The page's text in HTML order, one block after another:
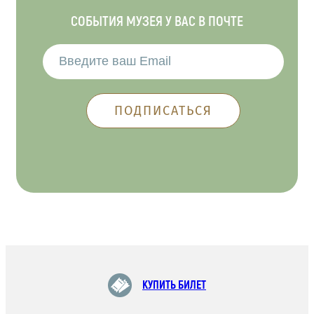
СОБЫТИЯ МУЗЕЯ У ВАС В ПОЧТЕ
КУПИТЬ БИЛЕТ